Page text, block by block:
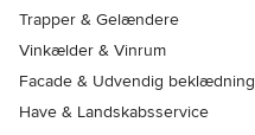
Trapper & Gelændere
Vinkælder & Vinrum
Facade & Udvendig beklædning
Have & Landskabsservice